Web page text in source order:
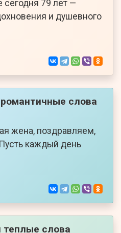
сегодня 79 лет —
и душевного
слова
жена, поздравляем,
каждый день
теплые слова